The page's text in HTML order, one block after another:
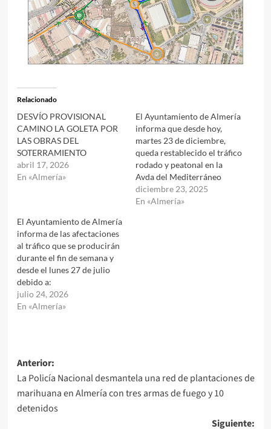
Relacionado
DESVÍO PROVISIONAL
CAMINO LA GOLETA POR
LAS OBRAS DEL
SOTERRAMIENTO
abril 17, 2026
En «Almería»
El Ayuntamiento de Almería
informa que desde hoy,
martes 23 de diciembre,
queda restablecido el tráfico
rodado y peatonal en la
Avda del Mediterráneo
diciembre 23, 2025
En «Almería»
El Ayuntamiento de Almería
informa de las afectaciones
al tráfico que se producirán
durante el fin de semana y
desde el lunes 27 de julio
debido a:
julio 24, 2026
En «Almería»
Navegación
de
entradas
Anterior:
La Policía Nacional desmantela una red de plantaciones de
marihuana en Almería con tres armas de fuego y 10
detenidos
Siguiente: